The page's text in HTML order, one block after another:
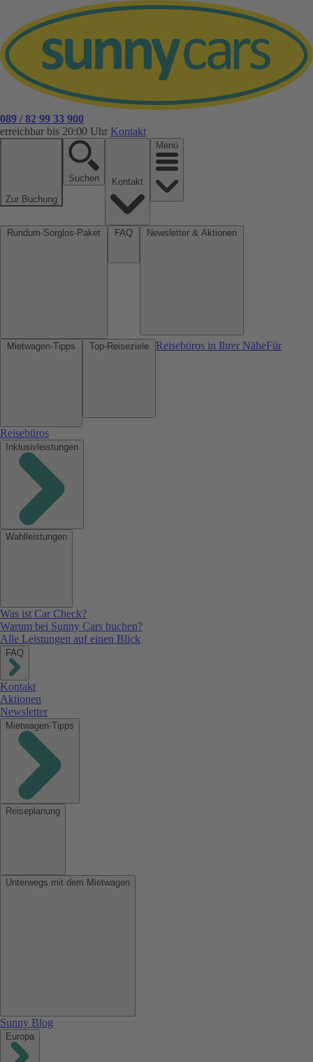
089 / 82 99 33 900
erreichbar bis 20:00 Uhr Kontakt
Zur Buchung
Suchen
Menü
Reisebüros in Ihrer NäheFür
Reisebüros
Inklusivleistungen
Wahlleistungen
Was ist Car Check?
Warum bei Sunny Cars buchen?
Alle Leistungen auf einen Blick
FAQ
Kontakt
Aktionen
Newsletter
Mietwagen-Tipps
Reiseplanung
Unterwegs mit dem Mietwagen
Sunny Blog
Europa